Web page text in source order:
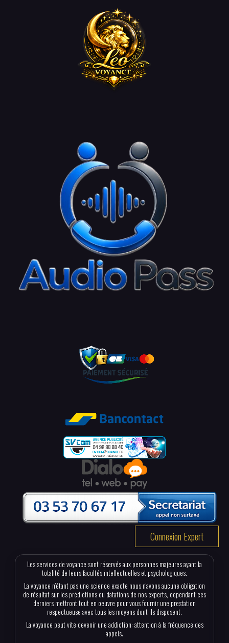
Connexion Expert
Les services de voyance sont réservés aux personnes majeures ayant la
totalité de leurs facultés intellectuelles et psychologiques.
La voyance n’étant pas une science exacte nous n’avons aucune obligation
de résultat sur les prédictions ou datations de nos experts, cependant ces
derniers mettront tout en oeuvre pour vous fournir une prestation
respectueuse avec tous les moyens dont ils disposent.
La voyance peut vite devenir une addiction: attention à la fréquence des
appels.